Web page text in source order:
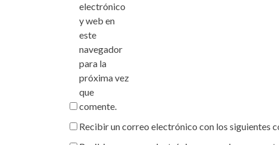
electrónico
y web en
este
navegador
para la
próxima vez
que
comente.
Recibir un correo electrónico con los siguientes